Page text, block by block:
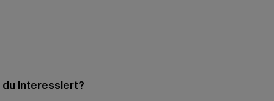
interessiert?